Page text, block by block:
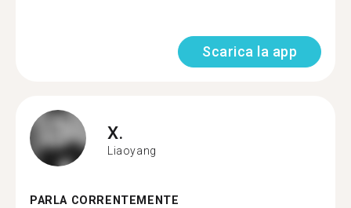
Scarica la app
X.
Liaoyang
PARLA CORRENTEMENTE